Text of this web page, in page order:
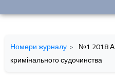
Номери журналу
№1 2018
кримінального судочинства